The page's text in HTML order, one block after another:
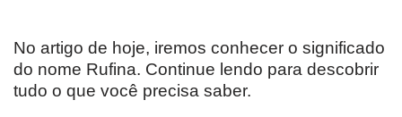
No artigo de hoje, iremos conhecer o significado
do nome Rufina. Continue lendo para descobrir
tudo o que você precisa saber.